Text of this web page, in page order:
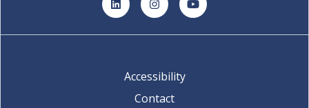
LinkedInInstagramYouTube
Accessibility
Contact